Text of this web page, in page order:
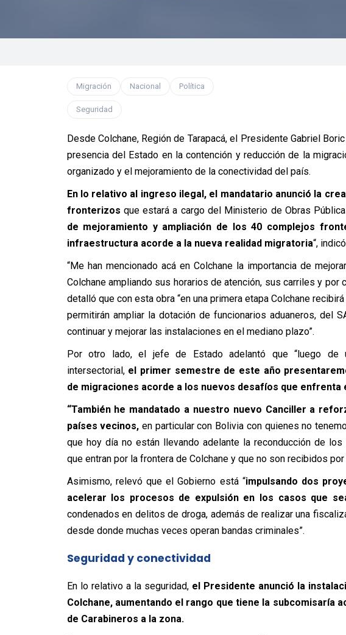
Migración Nacional Política
Seguridad
Desde Colchane, Región de Tarapacá, el Presidente Gabriel
presencia del Estado en la contención y reducción de la
organizado y el mejoramiento de la conectividad del país.
En lo relativo al ingreso ilegal, el mandatario anunció la
fronterizos que estará a cargo del Ministerio de Obras
de mejoramiento y ampliación de los 40 complejos
infraestructura acorde a la nueva realidad migratoria“,
“Me han mencionado acá en Colchane la importancia de
Colchane ampliando sus horarios de atención, sus carriles y por
detalló que con esta obra “en una primera etapa Colchane
permitirán ampliar la dotación de funcionarios aduaneros, del
continuar y mejorar las instalaciones en el mediano plazo”.
Por otro lado, el jefe de Estado adelantó que “luego de
intersectorial, el primer semestre de este año
de migraciones acorde a los nuevos desafíos que enfrenta
“También he mandatado a nuestro nuevo Canciller a
países vecinos, en particular con Bolivia con quienes no
que hoy día no están llevando adelante la reconducción de
que entran por la frontera de Colchane y que no son recibidos por
Asimismo, relevó que el Gobierno está “impulsando dos
acelerar los procesos de expulsión en los casos que
condenados en delitos de droga, además de realizar una
desde donde muchas veces operan bandas criminales”.
Seguridad y conectividad
En lo relativo a la seguridad, el Presidente anunció la
Colchane, aumentando el rango que tiene la subcomisaría
de Carabineros a la zona.